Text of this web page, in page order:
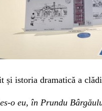
și istoria dramatică a
o eu, în Prundu